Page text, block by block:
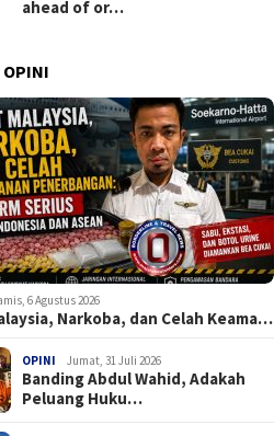
ahead of or…
OPINI
6 Agustus 2026
Narkoba, dan Celah Keama…
OPINI Jumat, 31 Juli 2026
Banding Abdul Wahid, Adakah
Peluang Huku…